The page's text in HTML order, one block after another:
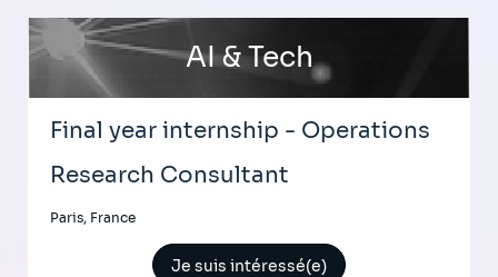
AI & Tech
Final year internship - Operations
Research Consultant
Paris, France
Je suis intéressé(e)